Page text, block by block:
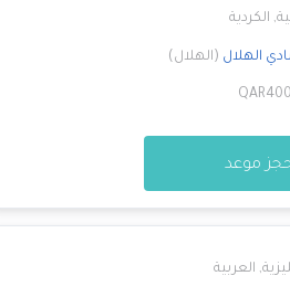
, الكردية
الهلال (الهلال)
QAR400
موعد
, العربية